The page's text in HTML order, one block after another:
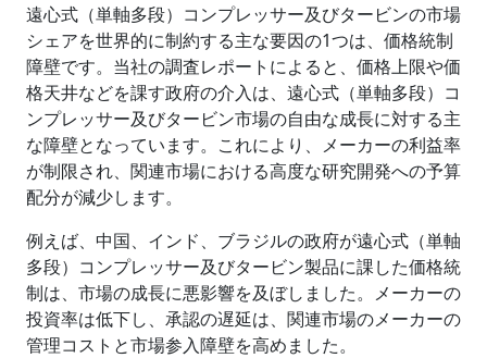
遠心式（単軸多段）コンプレッサー及びタービンの市場
シェアを世界的に制約する主な要因の1つは、価格統制
障壁です。当社の調査レポートによると、価格上限や価
格天井などを課す政府の介入は、遠心式（単軸多段）コ
ンプレッサー及びタービン市場の自由な成長に対する主
な障壁となっています。これにより、メーカーの利益率
が制限され、関連市場における高度な研究開発への予算
配分が減少します。
例えば、中国、インド、ブラジルの政府が遠心式（単軸
多段）コンプレッサー及びタービン製品に課した価格統
制は、市場の成長に悪影響を及ぼしました。メーカーの
投資率は低下し、承認の遅延は、関連市場のメーカーの
管理コストと市場参入障壁を高めました。